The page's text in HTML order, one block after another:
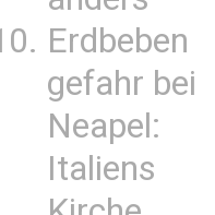
Erdbeben
gefahr bei
Neapel:
Italiens